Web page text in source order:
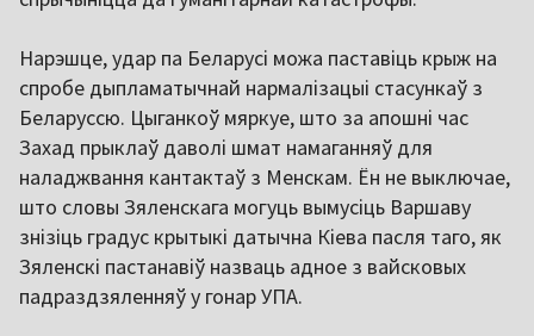
Нарэшце, удар па Беларусі можа паставіць крыж на
спробе дыпламатычнай нармалізацыі стасункаў з
Беларуссю. Цыганкоў мяркуе, што за апошні час
Захад прыклаў даволі шмат намаганняў для
наладжвання кантактаў з Менскам. Ён не выключае,
што словы Зяленскага могуць вымусіць Варшаву
знізіць градус крытыкі датычна Кіева пасля таго, як
Зяленскі пастанавіў назваць адное з вайсковых
падраздзяленняў у гонар УПА.